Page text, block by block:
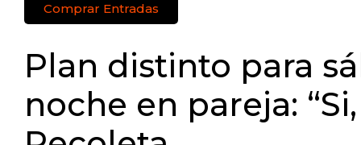
Comprar Entradas
Plan distinto para
noche en pareja: